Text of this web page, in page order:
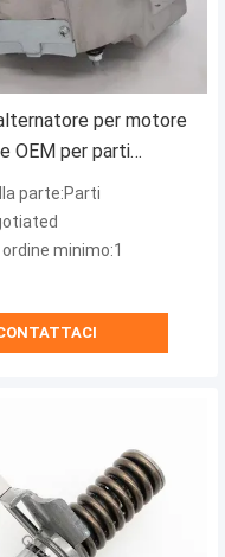
per motore
OEM per parti
6D140
parte:Parti
minimo:1